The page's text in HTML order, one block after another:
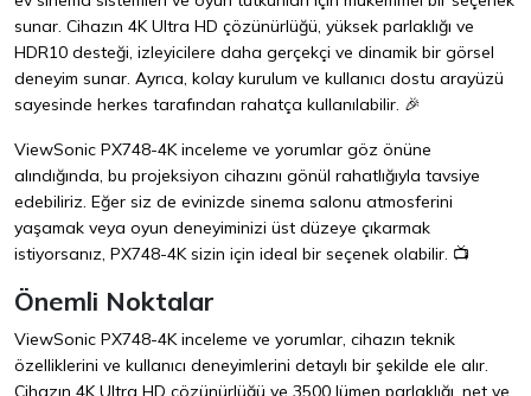
sunar. Cihazın 4K Ultra HD çözünürlüğü, yüksek parlaklığı ve
HDR10 desteği, izleyicilere daha gerçekçi ve dinamik bir görsel
deneyim sunar. Ayrıca, kolay kurulum ve kullanıcı dostu arayüzü
sayesinde herkes tarafından rahatça kullanılabilir. 🎉
ViewSonic PX748-4K inceleme ve yorumlar göz önüne
alındığında, bu projeksiyon cihazını gönül rahatlığıyla tavsiye
edebiliriz. Eğer siz de evinizde sinema salonu atmosferini
yaşamak veya oyun deneyiminizi üst düzeye çıkarmak
istiyorsanız, PX748-4K sizin için ideal bir seçenek olabilir. 📺
Önemli Noktalar
ViewSonic PX748-4K inceleme ve yorumlar, cihazın teknik
özelliklerini ve kullanıcı deneyimlerini detaylı bir şekilde ele alır.
Cihazın 4K Ultra HD çözünürlüğü ve 3500 lümen parlaklığı, net ve